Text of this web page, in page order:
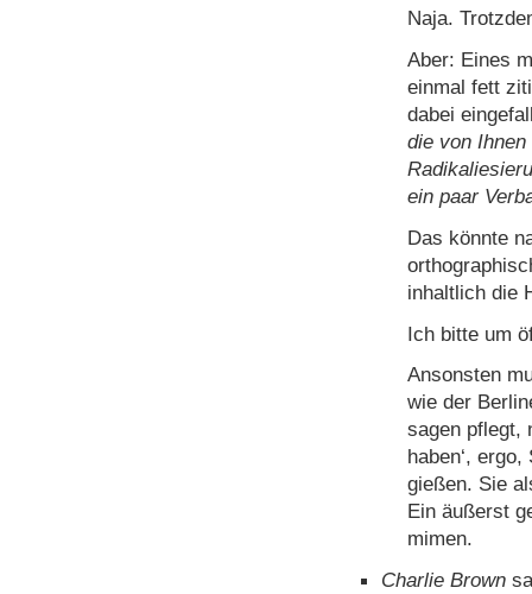
Naja.
Aber: Eines
einmal fett
dabei
die von
ein paar
Das könnte
inhaltlich die
Ich bitte um
Ansonsten
wie der
sagen pflegt,
haben‘,
gießen. Sie
Ein äußerst
mimen.
Charlie Brown